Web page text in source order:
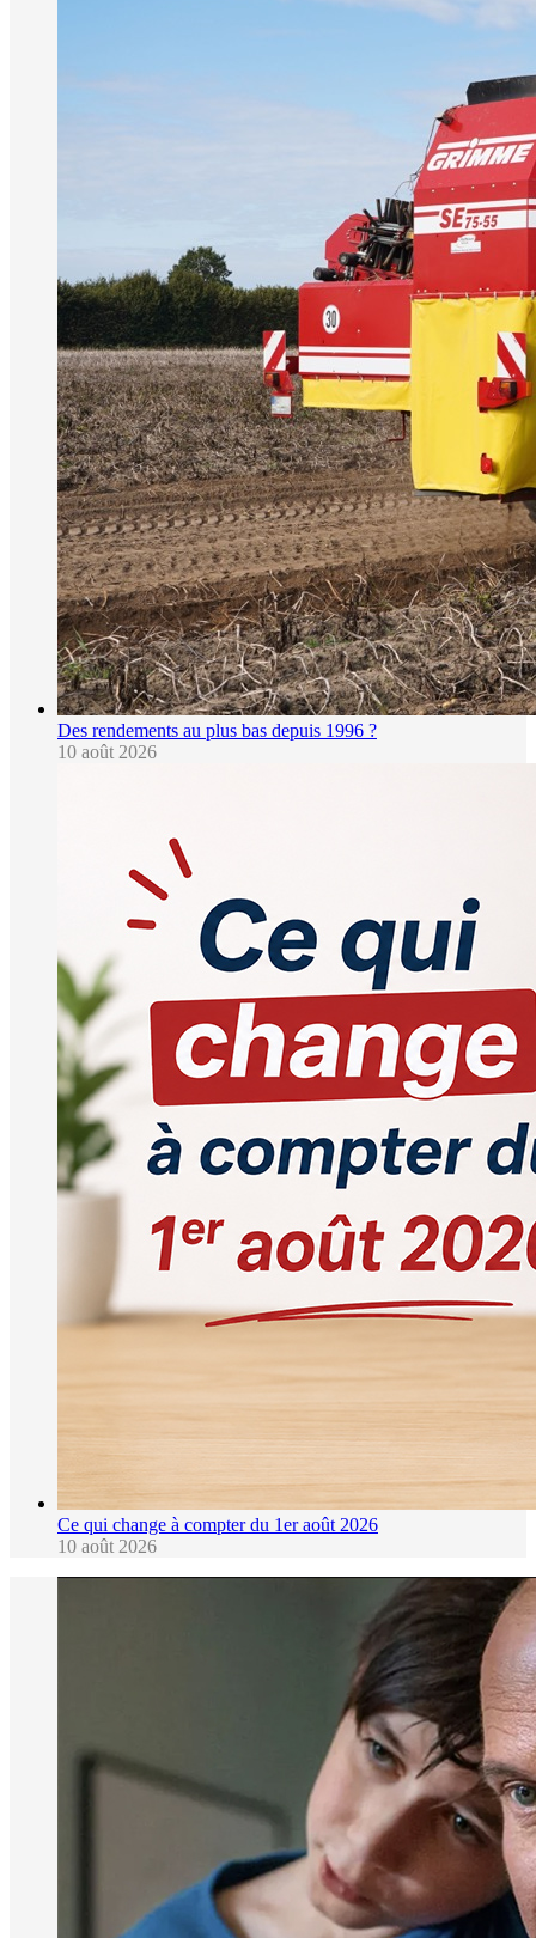
Des rendements au plus bas depuis 1996 ?
10 août 2026
Ce qui change à compter du 1er août 2026
10 août 2026